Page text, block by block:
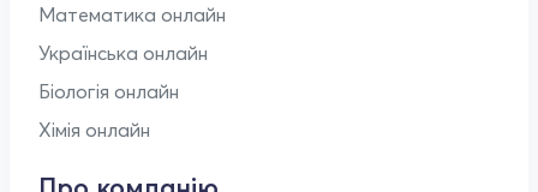
Математика онлайн
Українська онлайн
Біологія онлайн
Хімія онлайн